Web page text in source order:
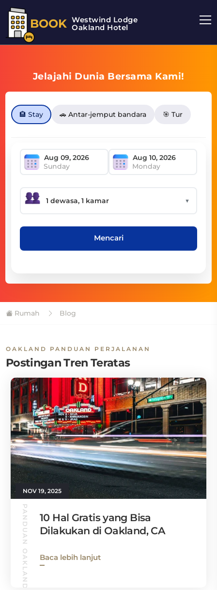
BOOK Westwind Lodge
Oakland Hotel
Jelajahi Dunia Bersama Kami!
🏨 Stay 🚗 Antar-jemput bandara 🎯 Tur
Sunday Monday
▼
Mencari
Rumah Blog
OAKLAND PANDUAN PERJALANAN
Postingan Tren Teratas
NOV 19, 2025
PANDUAN OAKLAND
10 Hal Gratis yang Bisa
Dilakukan di Oakland, CA
Baca lebih lanjut